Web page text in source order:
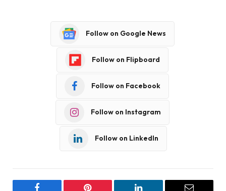
Follow on Google News
Follow on Flipboard
Follow on Facebook
Follow on Instagram
Follow on LinkedIn